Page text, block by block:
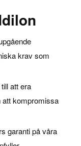
krav som
att era
att kompromissa
garanti på våra